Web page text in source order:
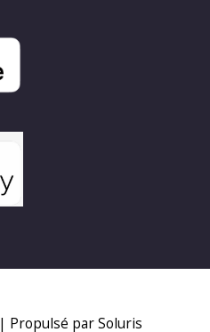
| Propulsé par Soluris